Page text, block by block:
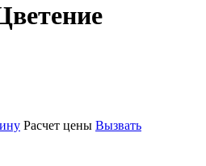
Расчет цены Вызвать